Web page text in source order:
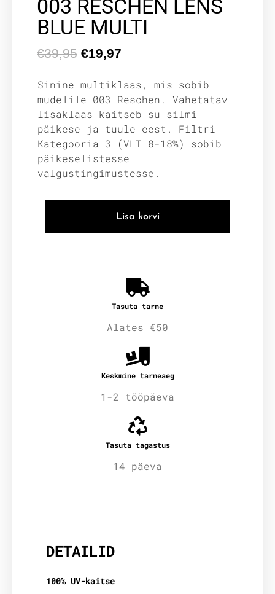
003 RESCHEN LENS
BLUE MULTI
€39,95 €19,97
Sinine multiklaas, mis sobib
mudelile 003 Reschen. Vahetatav
lisaklaas kaitseb su silmi
päikese ja tuule eest. Filtri
Kategooria 3 (VLT 8-18%) sobib
päikeselistesse
valgustingimustesse.
Lisa korvi
Tasuta tarne
Alates €50
Keskmine tarneaeg
1-2 tööpäeva
Tasuta tagastus
14 päeva
DETAILID
100% UV-kaitse